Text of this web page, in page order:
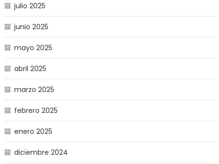
julio 2025
junio 2025
mayo 2025
abril 2025
marzo 2025
febrero 2025
enero 2025
diciembre 2024